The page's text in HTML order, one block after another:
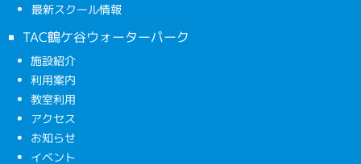
最新スクール情報
TAC鶴ケ谷ウォーターパーク
施設紹介
利用案内
教室利用
アクセス
お知らせ
イベント